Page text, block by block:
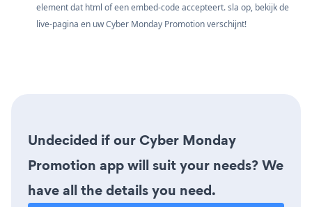
element dat html of een embed-code accepteert. sla op, bekijk de
live-pagina en uw Cyber Monday Promotion verschijnt!
Undecided if our Cyber Monday
Promotion app will suit your needs? We
have all the details you need.